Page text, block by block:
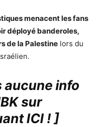
menacent les fans
déployé banderoles,
de la Palestine lors du
aucune info
sur
ICI !]